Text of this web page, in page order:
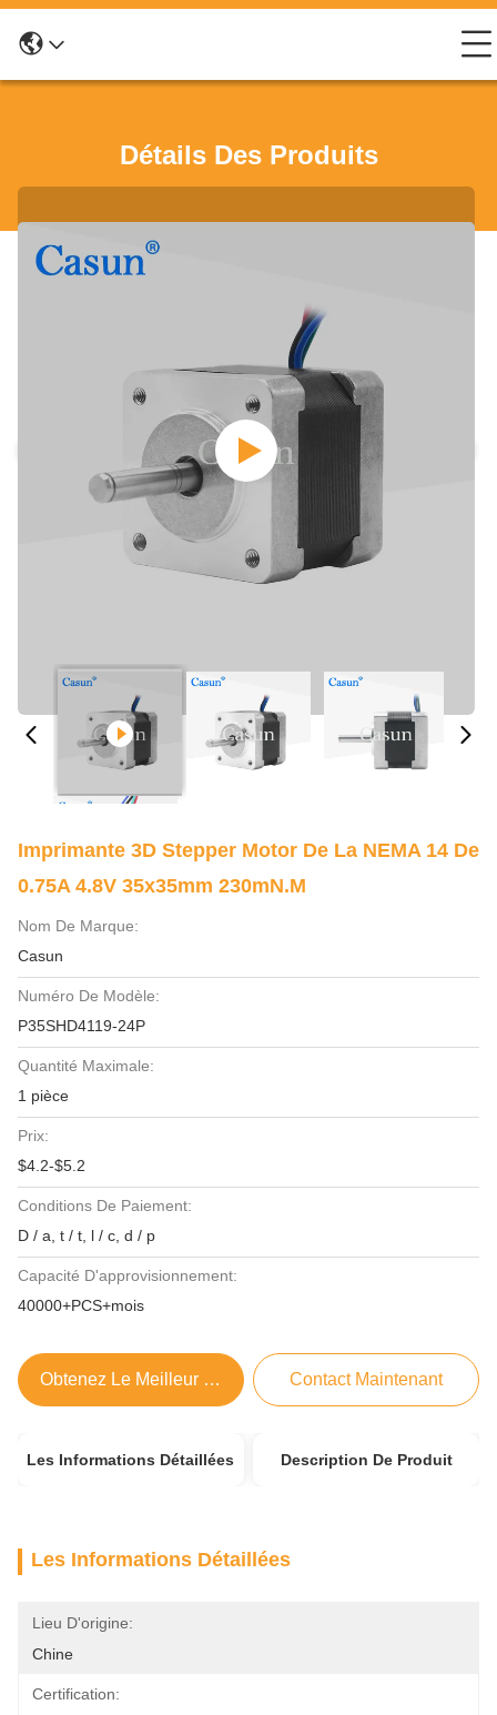
Détails Des Produits
Imprimante 3D Stepper Motor De La NEMA 14 De
0.75A 4.8V 35x35mm 230mN.M
Nom De Marque:
Casun
Numéro De Modèle:
P35SHD4119-24P
Quantité Maximale:
1 pièce
Prix:
$4.2-$5.2
Conditions De Paiement:
D / a, t / t, l / c, d / p
Capacité D'approvisionnement:
40000+PCS+mois
Obtenez Le Meilleur Prix Contact Maintenant
Les Informations Détaillées Description De Produit
Les Informations Détaillées
Lieu D'origine:
Chine
Certification: